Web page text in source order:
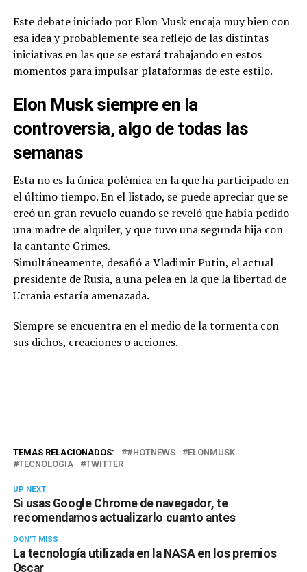
Este debate iniciado por Elon Musk encaja muy bien con
esa idea y probablemente sea reflejo de las distintas
iniciativas en las que se estará trabajando en estos
momentos para impulsar plataformas de este estilo.
Elon Musk siempre en la
controversia, algo de todas las
semanas
Esta no es la única polémica en la que ha participado en
el último tiempo. En el listado, se puede apreciar que se
creó un gran revuelo cuando se reveló que había pedido
una madre de alquiler, y que tuvo una segunda hija con
la cantante Grimes.
Simultáneamente, desafió a Vladimir Putin, el actual
presidente de Rusia, a una pelea en la que la libertad de
Ucrania estaría amenazada.
Siempre se encuentra en el medio de la tormenta con
sus dichos, creaciones o acciones.
TEMAS RELACIONADOS: #HOTNEWS
ELONMUSK
TECNOLOGIA
TWITTER
UP NEXT
Si usas Google Chrome de navegador, te
recomendamos actualizarlo cuanto antes
DON'T MISS
La tecnología utilizada en la NASA en los premios
Oscar